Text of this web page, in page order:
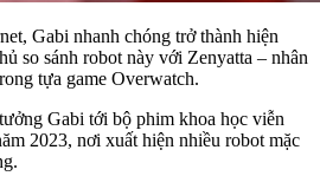
Gabi nhanh chóng trở thành hiện
so sánh robot này với Zenyatta – nhân
tựa game Overwatch.
Gabi tới bộ phim khoa học viễn
2023, nơi xuất hiện nhiều robot mặc